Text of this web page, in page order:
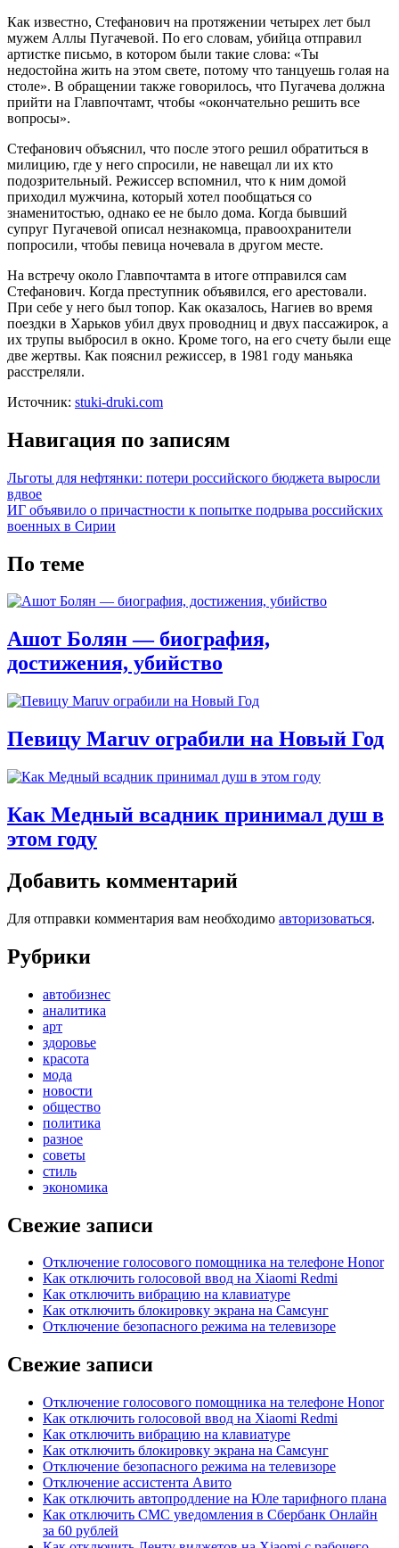
Как известно, Стефанович на протяжении четырех лет был
мужем Аллы Пугачевой. По его словам, убийца отправил
артистке письмо, в котором были такие слова: «Ты
недостойна жить на этом свете, потому что танцуешь голая на
столе». В обращении также говорилось, что Пугачева должна
прийти на Главпочтамт, чтобы «окончательно решить все
вопросы».
Стефанович объяснил, что после этого решил обратиться в
милицию, где у него спросили, не навещал ли их кто
подозрительный. Режиссер вспомнил, что к ним домой
приходил мужчина, который хотел пообщаться со
знаменитостью, однако ее не было дома. Когда бывший
супруг Пугачевой описал незнакомца, правоохранители
попросили, чтобы певица ночевала в другом месте.
На встречу около Главпочтамта в итоге отправился сам
Стефанович. Когда преступник объявился, его арестовали.
При себе у него был топор. Как оказалось, Нагиев во время
поездки в Харьков убил двух проводниц и двух пассажирок, а
их трупы выбросил в окно. Кроме того, на его счету были еще
две жертвы. Как пояснил режиссер, в 1981 году маньяка
расстреляли.
Источник: stuki-druki.com
Навигация по записям
Льготы для нефтянки: потери российского бюджета выросли
вдвое
ИГ объявило о причастности к попытке подрыва российских
военных в Сирии
По теме
Ашот Болян — биография,
достижения, убийство
Певицу Maruv ограбили на Новый Год
Как Медный всадник принимал душ в
этом году
Добавить комментарий
Для отправки комментария вам необходимо авторизоваться.
Рубрики
автобизнес
аналитика
арт
здоровье
красота
мода
новости
общество
политика
разное
советы
стиль
экономика
Свежие записи
Отключение голосового помощника на телефоне Honor
Как отключить голосовой ввод на Xiaomi Redmi
Как отключить вибрацию на клавиатуре
Как отключить блокировку экрана на Самсунг
Отключение безопасного режима на телевизоре
Свежие записи
Отключение голосового помощника на телефоне Honor
Как отключить голосовой ввод на Xiaomi Redmi
Как отключить вибрацию на клавиатуре
Как отключить блокировку экрана на Самсунг
Отключение безопасного режима на телевизоре
Отключение ассистента Авито
Как отключить автопродление на Юле тарифного плана
Как отключить СМС уведомления в Сбербанк Онлайн
за 60 рублей